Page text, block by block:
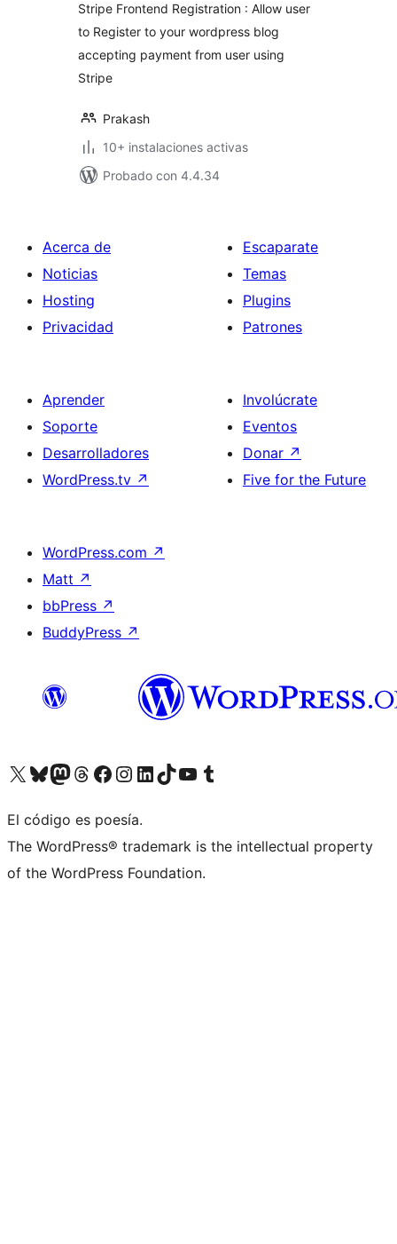
Stripe Frontend Registration : Allow user
to Register to your wordpress blog
accepting payment from user using
Stripe
Prakash
10+ instalaciones activas
Probado con 4.4.34
Acerca de
Noticias
Hosting
Privacidad
Escaparate
Temas
Plugins
Patrones
Aprender
Soporte
Desarrolladores
WordPress.tv ↗
Involúcrate
Eventos
Donar ↗
Five for the Future
WordPress.com ↗
Matt ↗
bbPress ↗
BuddyPress ↗
Visita nuestra cuenta de X (anteriormente Twitter)
Visita nuestra cuenta de Bluesky
Visita nuestra cuenta de Mastodon
Visita nuestra cuenta de Threads
Visita nuestra página de Facebook
Visita nuestra cuenta de Instagram
Visita nuestra cuenta de LinkedIn
Visita nuestra cuenta de TikTok
Visita nuestro canal de YouTube
Visita nuestra cuenta de Tumblr
El código es poesía.
The WordPress® trademark is the intellectual property
of the WordPress Foundation.